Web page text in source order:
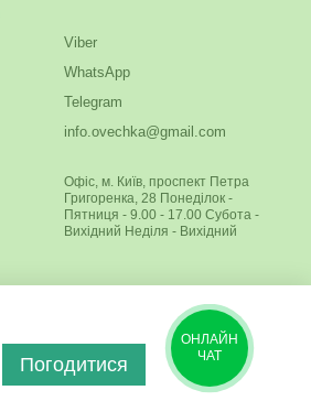
Viber
WhatsApp
Telegram
info.ovechka@gmail.com
Офіс, м. Київ, проспект Петра
Григоренка, 28 Понеділок -
Пятниця - 9.00 - 17.00 Субота -
Вихідний Неділя - Вихідний
Погодитися
ОНЛАЙН
ЧАТ